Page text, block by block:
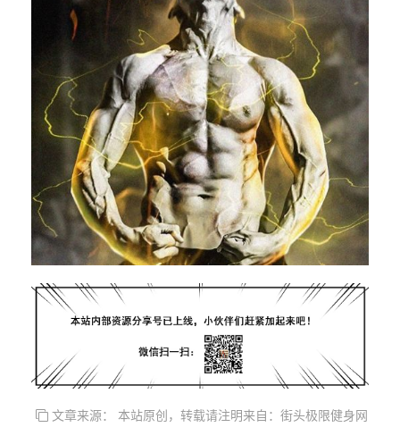
文章来源： 本站原创，转载请注明来自：街头极限健身网